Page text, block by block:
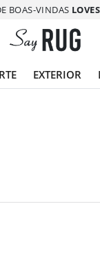
BOAS-VINDAS
EXTERIOR